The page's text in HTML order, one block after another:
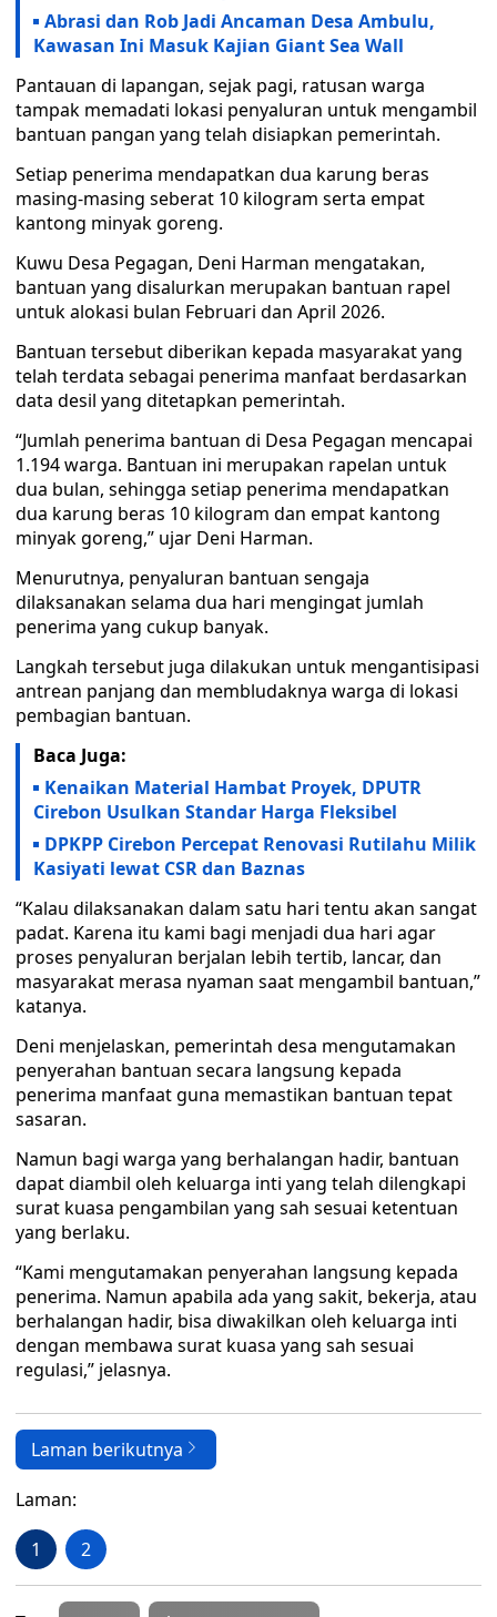
Abrasi dan Rob Jadi Ancaman Desa Ambulu,
Kawasan Ini Masuk Kajian Giant Sea Wall
Pantauan di lapangan, sejak pagi, ratusan warga
tampak memadati lokasi penyaluran untuk mengambil
bantuan pangan yang telah disiapkan pemerintah.
Setiap penerima mendapatkan dua karung beras
masing-masing seberat 10 kilogram serta empat
kantong minyak goreng.
Kuwu Desa Pegagan, Deni Harman mengatakan,
bantuan yang disalurkan merupakan bantuan rapel
untuk alokasi bulan Februari dan April 2026.
Bantuan tersebut diberikan kepada masyarakat yang
telah terdata sebagai penerima manfaat berdasarkan
data desil yang ditetapkan pemerintah.
“Jumlah penerima bantuan di Desa Pegagan mencapai
1.194 warga. Bantuan ini merupakan rapelan untuk
dua bulan, sehingga setiap penerima mendapatkan
dua karung beras 10 kilogram dan empat kantong
minyak goreng,” ujar Deni Harman.
Menurutnya, penyaluran bantuan sengaja
dilaksanakan selama dua hari mengingat jumlah
penerima yang cukup banyak.
Langkah tersebut juga dilakukan untuk mengantisipasi
antrean panjang dan membludaknya warga di lokasi
pembagian bantuan.
Baca Juga:
Kenaikan Material Hambat Proyek, DPUTR
Cirebon Usulkan Standar Harga Fleksibel
DPKPP Cirebon Percepat Renovasi Rutilahu Milik
Kasiyati lewat CSR dan Baznas
“Kalau dilaksanakan dalam satu hari tentu akan sangat
padat. Karena itu kami bagi menjadi dua hari agar
proses penyaluran berjalan lebih tertib, lancar, dan
masyarakat merasa nyaman saat mengambil bantuan,”
katanya.
Deni menjelaskan, pemerintah desa mengutamakan
penyerahan bantuan secara langsung kepada
penerima manfaat guna memastikan bantuan tepat
sasaran.
Namun bagi warga yang berhalangan hadir, bantuan
dapat diambil oleh keluarga inti yang telah dilengkapi
surat kuasa pengambilan yang sah sesuai ketentuan
yang berlaku.
“Kami mengutamakan penyerahan langsung kepada
penerima. Namun apabila ada yang sakit, bekerja, atau
berhalangan hadir, bisa diwakilkan oleh keluarga inti
dengan membawa surat kuasa yang sah sesuai
regulasi,” jelasnya.
Laman berikutnya
Laman:
1 2